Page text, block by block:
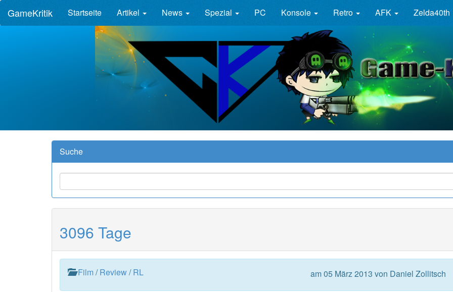
GameKritik Startseite Artikel News Spezial PC Konsole Retro AFK Zelda40th
Suche
3096 Tage
Film/Review/RL am 05 März 2013 von Daniel Zollitsch